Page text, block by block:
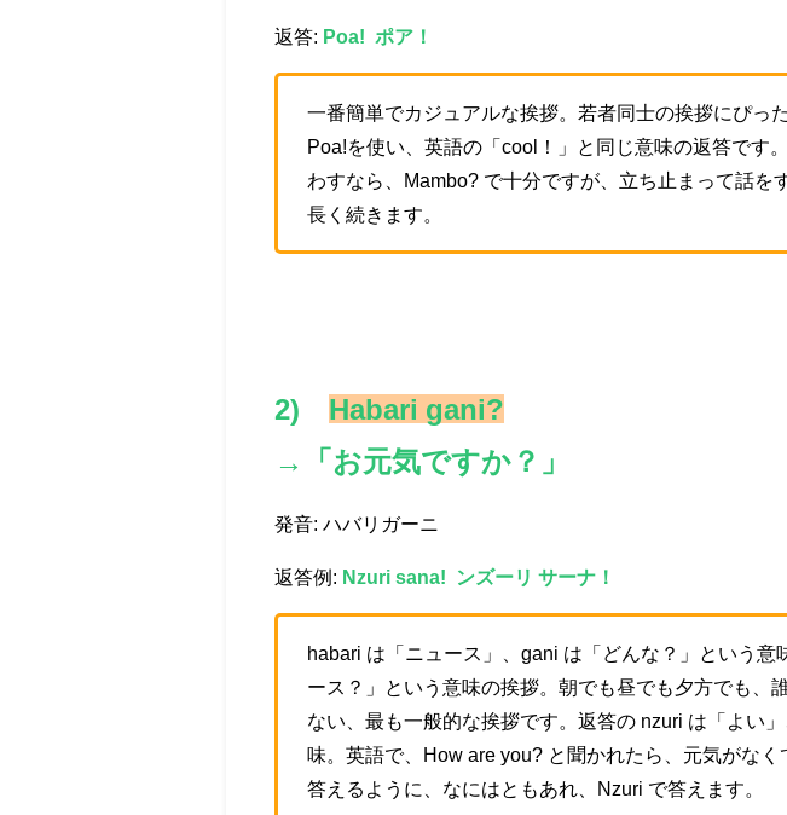
返答: Poa! ポア！
一番簡単でカジュアルな挨拶。若者同士の挨拶にぴっ
Poa!を使い、英語の「cool！」と同じ意味の返答です
わすなら、Mambo? で十分ですが、立ち止まって話を
長く続きます。
2) Habari gani?
→「お元気ですか？」
発音: ハバリガーニ
返答例: Nzuri sana! ンズーリ サーナ！
habari は「ニュース」、gani は「どんな？」という意
ース？」という意味の挨拶。朝でも昼でも夕方でも、
ない、最も一般的な挨拶です。返答の nzuri は「よい
味。英語で、How are you? と聞かれたら、元気がなく
答えるように、なにはともあれ、Nzuri で答えます。